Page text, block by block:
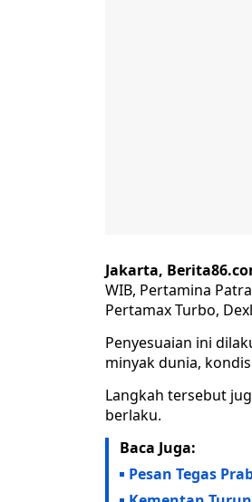
Jakarta,
WIB, Pertamina
Pertamax Turbo,
Penyesuaian ini
minyak dunia,
Langkah tersebut
berlaku.
Baca Juga:
Pesan Tegas